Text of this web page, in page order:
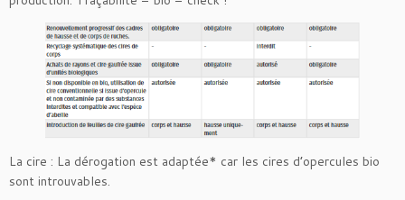
La cire : La dérogation est adaptée* car les cires d’opercules bio
sont introuvables.